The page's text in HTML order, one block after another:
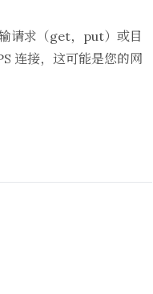
请求（get，put）或目
连接，这可能是您的网